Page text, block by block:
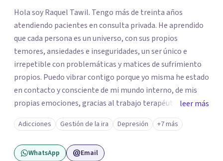
Hola soy Raquel Tawil. Tengo más de treinta años
atendiendo pacientes en consulta privada. He aprendido
que cada persona es un universo, con sus propios
temores, ansiedades e inseguridades, un ser único e
irrepetible con problemáticas y matices de sufrimiento
propios. Puedo vibrar contigo porque yo misma he estado
en contacto y consciente de mi mundo interno, de mis
propias emociones, gracias al trabajo terapéutico que he
llevado como parte de mi formación como
psicoterapeuta, lo que me permitirá comprenderte
mejor. Nadie puede entender al otro si no se ha puesto en
contacto consigo mismo. Me gustaría acompañarte en
leer más
Adicciones Gestión de la ira Depresión +7 más
WhatsApp Email